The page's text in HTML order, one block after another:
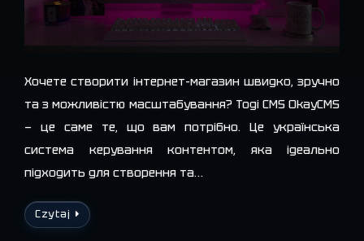
Хочете створити інтернет-магазин швидко, зручно
та з можливістю масштабування? Тоді CMS OkayCMS
— це саме те, що вам потрібно. Це українська
система керування контентом, яка ідеально
підходить для створення та…
Czytaj